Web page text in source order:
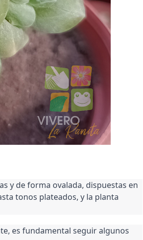
y de forma ovalada, dispuestas en
tonos plateados, y la planta
es fundamental seguir algunos